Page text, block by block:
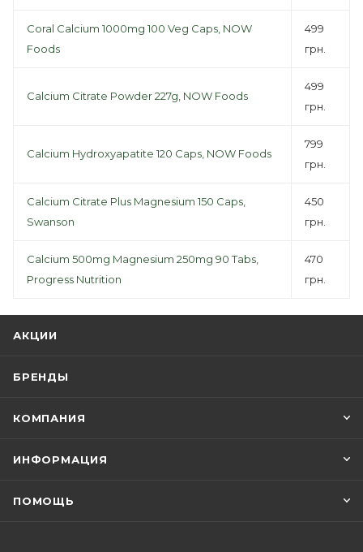
Coral Calcium 1000mg 100 Veg Caps, NOW
Foods
499
грн.
Calcium Citrate Powder 227g, NOW Foods
499
грн.
Calcium Hydroxyapatite 120 Caps, NOW Foods
799
грн.
Calcium Citrate Plus Magnesium 150 Caps,
Swanson
450
грн.
Calcium 500mg Magnesium 250mg 90 Tabs,
Progress Nutrition
470
грн.
АКЦИИ
БРЕНДЫ
КОМПАНИЯ
ИНФОРМАЦИЯ
ПОМОЩЬ